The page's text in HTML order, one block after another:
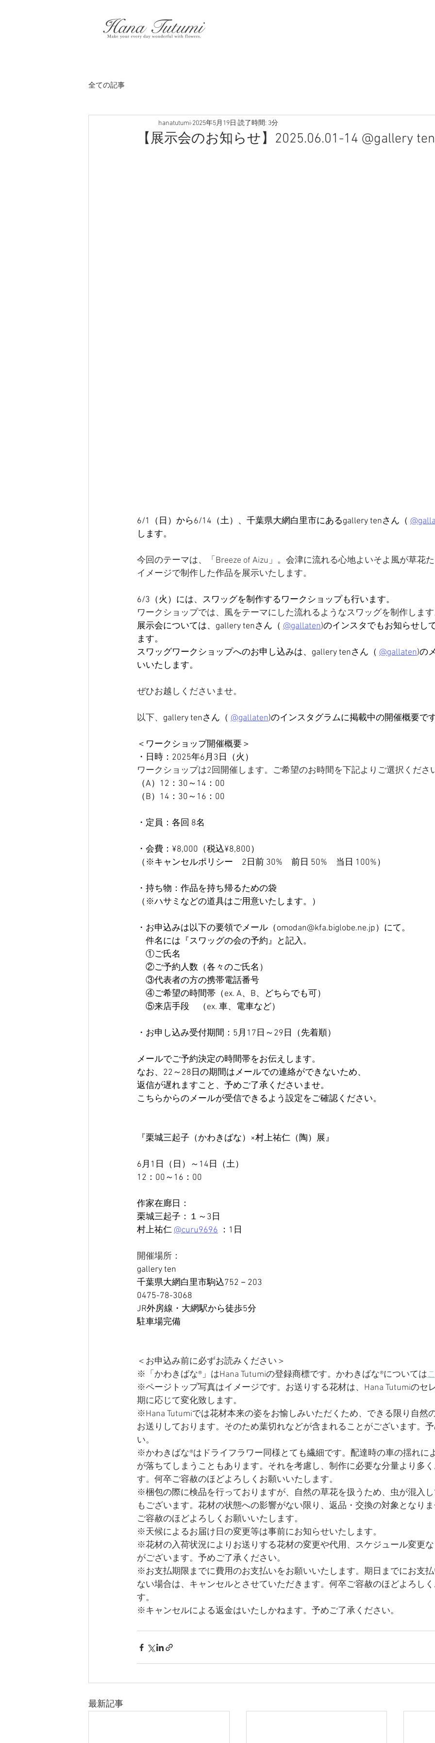
全ての記事
【展示会のお知らせ】2025.06.01-14 @gallery ten
hanatutumi 2025年5月19日 読了時間: 3分
6/1（日）から6/14（土）、千葉県大網白里市にあるgallery tenさん（
します。
今回のテーマは、「Breeze of Aizu」。会津に流れる心地よいそよ風が草花
イメージで制作した作品を展示いたします。
6/3（火）には、スワッグを制作するワークショップも行います。
ワークショップでは、風をテーマにした流れるようなスワッグを制作します
展示会については、gallery tenさん（ @gallaten)のインスタでもお知らせし
ます。
スワッグワークショップへのお申し込みは、gallery tenさん（ @gallaten)の
いいたします。
ぜひお越しくださいませ。
以下、 gallery tenさん（ @gallaten)のインスタグラムに掲載中の開催概要です
＜ワークショップ開催概要＞
・日時：2025年6月3日（火）
ワークショップは2回開催します。ご希望のお時間を下記よりご選択くださ
（A）12：30～14：00
（B）14：30～16：00
・定員：各回 8名
・会費：¥8,000（税込¥8,800）
（※キャンセルポリシー　2日前 30%　前日 50%　当日 100%）
・持ち物：作品を持ち帰るための袋
（※ハサミなどの道具はご用意いたします。）
・ お申込みは以下の要領でメール（omodan@kfa.biglobe.ne.jp）にて。
件名には『スワッグの会の予約』と記入。
①ご氏名
②ご予約人数（各々のご氏名）
③代表者の方の携帯電話番号
④ご希望の時間帯（ex. A、B、どちらでも可）
⑤来店手段　（ex. 車、電車など）
・お申し込み受付期間：5月17日～29日（先着順）
メールでご予約決定の時間帯をお伝えします。
なお、22～28日の期間はメールでの連絡ができないため、
返信が遅れますこと、予めご了承くださいませ。
こちらからのメールが受信できるよう設定をご確認ください。
『栗城三起子（かわきばな）×村上祐仁（陶）展』
6月1日（日）～14日（土）
12：00～16：00
作家在廊日：
栗城三起子：１～3日
村上祐仁 @curu9696 ：1日
開催場所：
gallery ten
千葉県大網白里市駒込752－203
0475-78-3068
JR外房線・大網駅から徒歩5分
駐車場完備
＜お申込み前に必ずお読みください＞
※「かわきばな®」はHana Tutumiの登録商標です。かわきばな®については
※ページトップ写真はイメージです。お送りする花材は、Hana Tutumiのセ
期に応じて変化致します。
※Hana Tutumiでは花材本来の姿をお愉しみいただくため、できる限り自然
お送りしております。そのため葉切れなどが含まれることがございます。
い。
※かわきばな®はドライフラワー同様とても繊細です。配達時の車の揺れに
が落ちてしまうこともあります。それを考慮し、制作に必要な分量より多
す。何卒ご容赦のほどよろしくお願いいたします。
​※梱包の際に検品を行っておりますが、自然の草花を扱うため、虫が混入
もございます。花材の状態への影響がない限り、返品・交換の対象となり
ご容赦のほどよろしくお願いいたします。
※天候によるお届け日の変更等は事前にお知らせいたします。
※花材の入荷状況によりお送りする花材の変更や代用、スケジュール変更
がございます。予めご了承ください。
※お支払期限までに費用のお支払いをお願いいたします。期日までにお支
ない場合は、キャンセルとさせていただきます。何卒ご容赦のほどよろし
す。
※キャンセルによる返金はいたしかねます。予めご了承ください。
最新記事